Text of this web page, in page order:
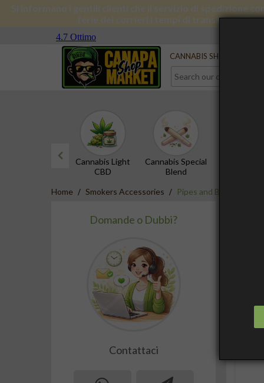
Si informano i gentili clienti che il servizio di spedizione
ferie dei corrieri i tempi di transito
Serve aiuto?
CANNABIS SHOP
Cannabis Light
CBD
Cannabis Special
Blend
Home Smokers Accessories Pipes and Bongs
Domande o Dubbi?
Contattaci